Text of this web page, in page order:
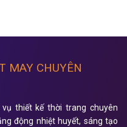
MAY CHUYÊN
thiết kế thời trang chuyên
động nhiệt huyết, sáng tạo